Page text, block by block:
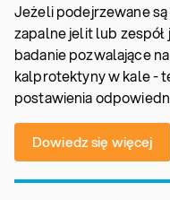
Jeżeli podejrzewane
zapalne jelit lub
badanie pozwalające
kalprotektyny w kale -
postawienia
Dowiedz się więcej